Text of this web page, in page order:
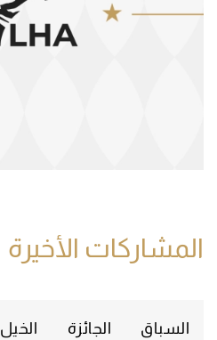
المشاركات الأخيرة
السباق الجائزة الخيل